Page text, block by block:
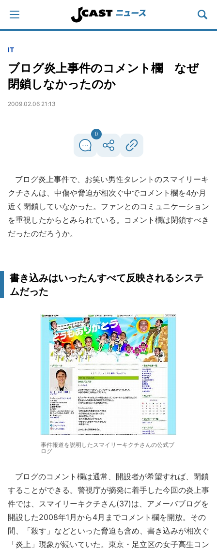
IT
ブログ炎上事件のコメント欄 なぜ
閉鎖しなかったのか
2009.02.06 21:13
0
ブログ炎上事件で、お笑い男性タレントのスマイリーキ
クチさんは、中傷や脅迫が相次ぐ中でコメント欄を4か月
近く閉鎖していなかった。ファンとのコミュニケーション
を重視したからとみられている。コメント欄は閉鎖すべき
だったのだろうか。
書き込みはいったんすべて反映されるシステ
ムだった
事件報道を説明したスマイリーキクチさんの公式ブ
ログ
ブログのコメント欄は通常、開設者が希望すれば、閉鎖
することができる。警視庁が摘発に着手した今回の炎上事
件では、スマイリーキクチさん(37)は、アメーバブログを
開設した2008年1月から4月までコメント欄を開放。その
間、「殺す」などといった脅迫も含め、書き込みが相次ぐ
「炎上」現象が続いていた。東京・足立区の女子高生コン